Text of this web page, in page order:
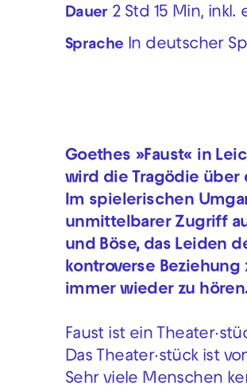
Dauer 2 Std 15 Min, inkl.
Sprache In deutscher
Goethes »Faust« in
wird die Tragödie über
Im spielerischen
unmittelbarer Zugriff
und Böse, das Leiden
kontroverse
immer wieder zu
Faust ist ein
Das Theater∙stück ist
Sehr viele Menschen